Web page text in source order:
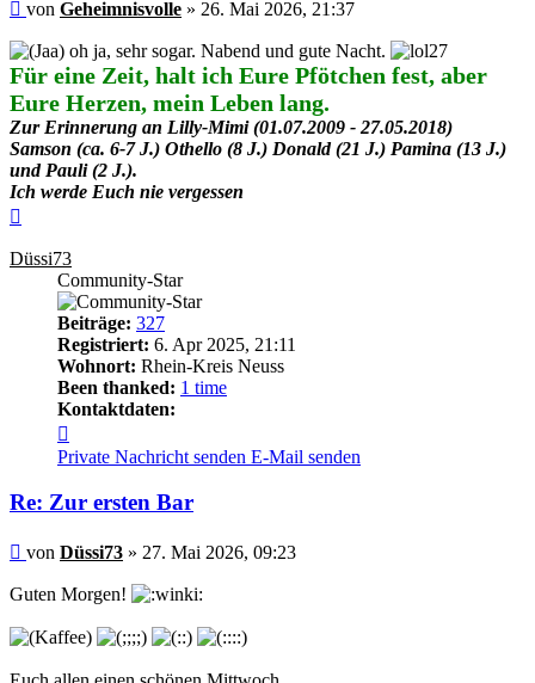
von Geheimnisvolle » 26. Mai 2026, 21:37
oh ja, sehr sogar. Nabend und gute Nacht.
Für eine Zeit, halt ich Eure Pfötchen fest, aber
Eure Herzen, mein Leben lang.
Zur Erinnerung an Lilly-Mimi (01.07.2009 - 27.05.2018)
Samson (ca. 6-7 J.) Othello (8 J.) Donald (21 J.) Pamina (13 J.)
und Pauli (2 J.).
Ich werde Euch nie vergessen
Düssi73
Community-Star
Beiträge: 327
Registriert: 6. Apr 2025, 21:11
Wohnort: Rhein-Kreis Neuss
Been thanked: 1 time
Kontaktdaten:
von
Düssi73
Private Nachricht senden E-Mail senden
Re: Zur ersten Bar
Beitrag
von Düssi73 » 27. Mai 2026, 09:23
Guten Morgen!